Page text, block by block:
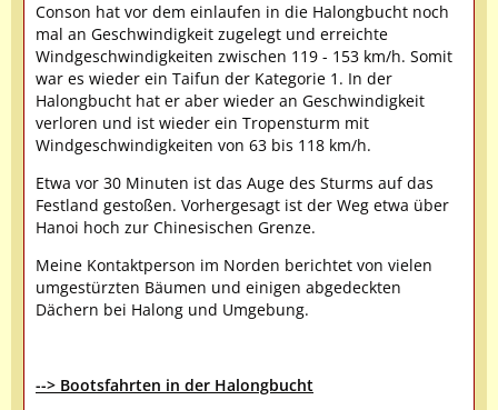
Conson hat vor dem einlaufen in die Halongbucht noch
mal an Geschwindigkeit zugelegt und erreichte
Windgeschwindigkeiten zwischen 119 - 153 km/h. Somit
war es wieder ein Taifun der Kategorie 1. In der
Halongbucht hat er aber wieder an Geschwindigkeit
verloren und ist wieder ein Tropensturm mit
Windgeschwindigkeiten von 63 bis 118 km/h.
Etwa vor 30 Minuten ist das Auge des Sturms auf das
Festland gestoßen. Vorhergesagt ist der Weg etwa über
Hanoi hoch zur Chinesischen Grenze.
Meine Kontaktperson im Norden berichtet von vielen
umgestürzten Bäumen und einigen abgedeckten
Dächern bei Halong und Umgebung.
--> Bootsfahrten in der Halongbucht